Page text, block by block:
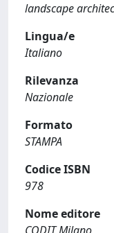
landscape
Lingua/e
Italiano
Rilevanza
Nazionale
Formato
STAMPA
Codice ISBN
978
Nome editore